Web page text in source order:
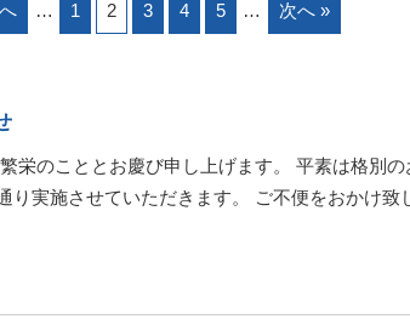
1 2 3 4 5 次へ »
栄のこととお慶び申し上げます。 平素は格別
実施させていただきます。 ご不便をおかけ